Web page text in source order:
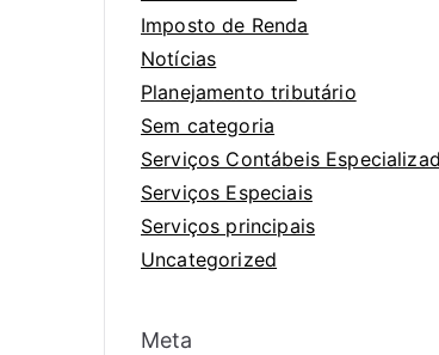
Imposto de Renda
Notícias
Planejamento tributário
Sem categoria
Serviços Contábeis
Serviços Especiais
Serviços principais
Uncategorized
Meta